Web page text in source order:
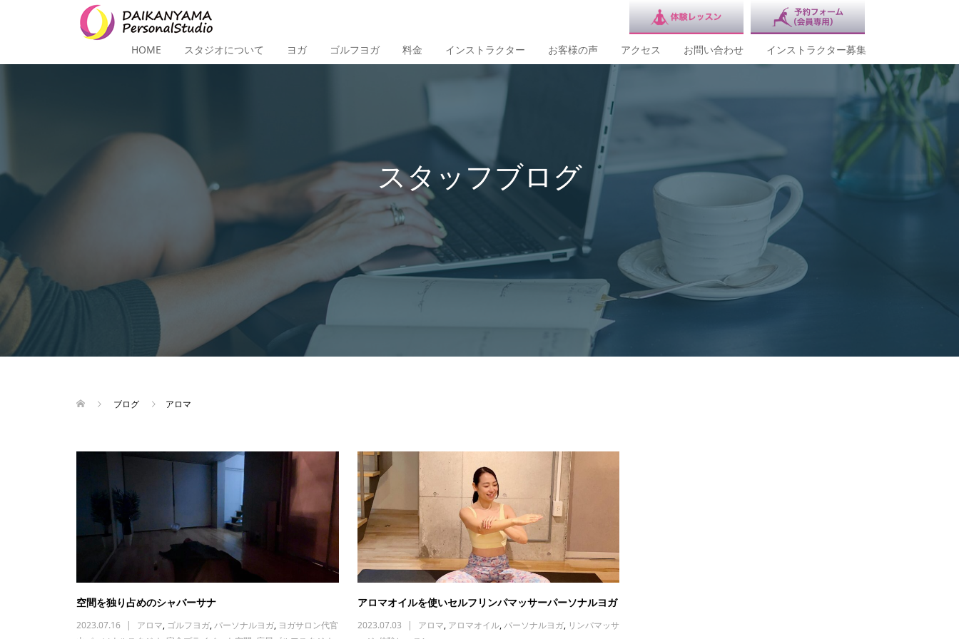
HOME スタジオについて ヨガ ゴルフヨガ 料金 インストラクター お客様の声 アクセス お問い合わせ インストラクター募集
スタッフブログ
ブログ アロマ
空間を独り占めのシャバーサナ
2023.07.16 アロマ, ゴルフヨガ,パーソナルヨガ, ヨガサロン代官
アロマオイルを使いセルフリンパマッサーパーソナルヨガ
2023.07.03 アロマ, アロマオイル,パーソナルヨガ, リンパマッサ